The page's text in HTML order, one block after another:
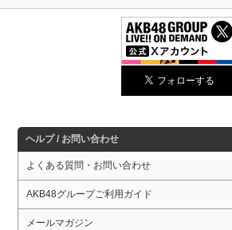
ヘルプ / お問い合わせ
よくある質問・お問い合わせ
AKB48グループご利用ガイド
メールマガジン